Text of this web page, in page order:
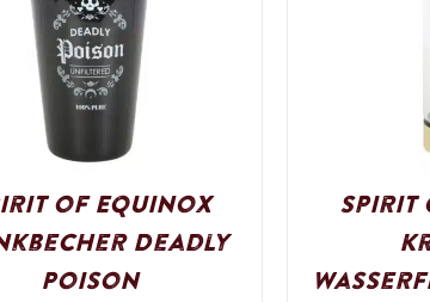
of Equinox
Deadly
Poison
Spirit